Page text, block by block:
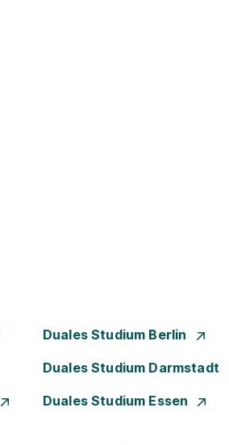
Duales Studium Berlin
Duales Studium Darmstadt
Duales Studium Essen